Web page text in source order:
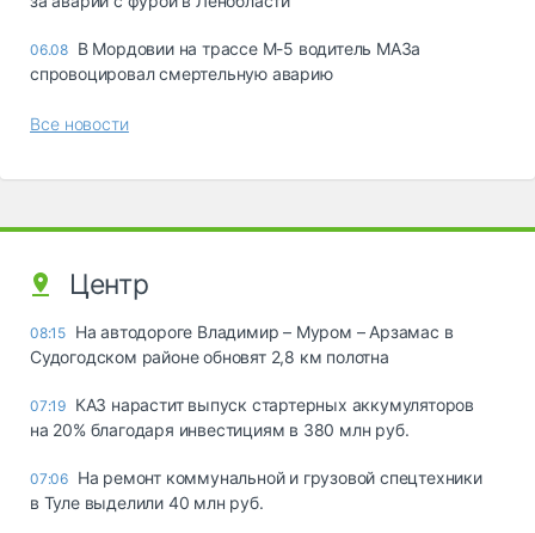
06.08 В Мордовии на трассе М-5 водитель МАЗа
спровоцировал смертельную аварию
Все новости
Центр
08:15 На автодороге Владимир – Муром – Арзамас в
Судогодском районе обновят 2,8 км полотна
07:19 КАЗ нарастит выпуск стартерных аккумуляторов
на 20% благодаря инвестициям в 380 млн руб.
07:06 На ремонт коммунальной и грузовой спецтехники
в Туле выделили 40 млн руб.